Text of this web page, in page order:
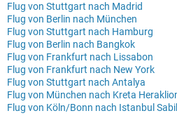
Flug von Stuttgart nach Madrid
Flug von Berlin nach München
Flug von Stuttgart nach Hamburg
Flug von Berlin nach Bangkok
Flug von Frankfurt nach Lissabon
Flug von Frankfurt nach New York
Flug von Stuttgart nach Antalya
Flug von München nach Kreta
Flug von Köln/Bonn nach Istanbul